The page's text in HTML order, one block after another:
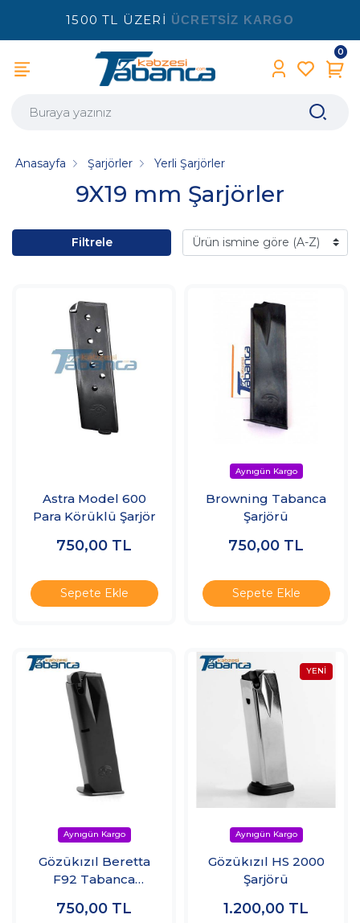
1500 TL ÜZERİ ÜCRETSİZ KARGO
0
9X19 mm Şarjörler
Anasayfa Şarjörler Yerli Şarjörler
Filtrele
Astra Model 600
Para Körüklü Şarjör
750,00 TL
Sepete Ekle
Browning Tabanca
Şarjörü
750,00 TL
Sepete Ekle
Gözükızıl Beretta
F92 Tabanca
750,00 TL
Gözükızıl HS 2000
Şarjörü
1.200,00 TL